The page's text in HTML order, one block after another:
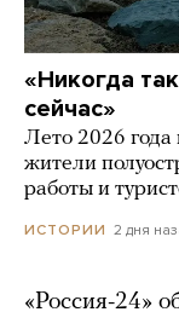
«Никогда
сейчас»
Лето 2026
жители
работы и
ИСТОРИИ 2 дня
«Россия-24»